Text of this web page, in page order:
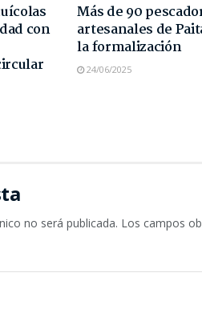
con
Más de 90
artesanales de
la formalización
24/06/2025
no será publicada. Los campos